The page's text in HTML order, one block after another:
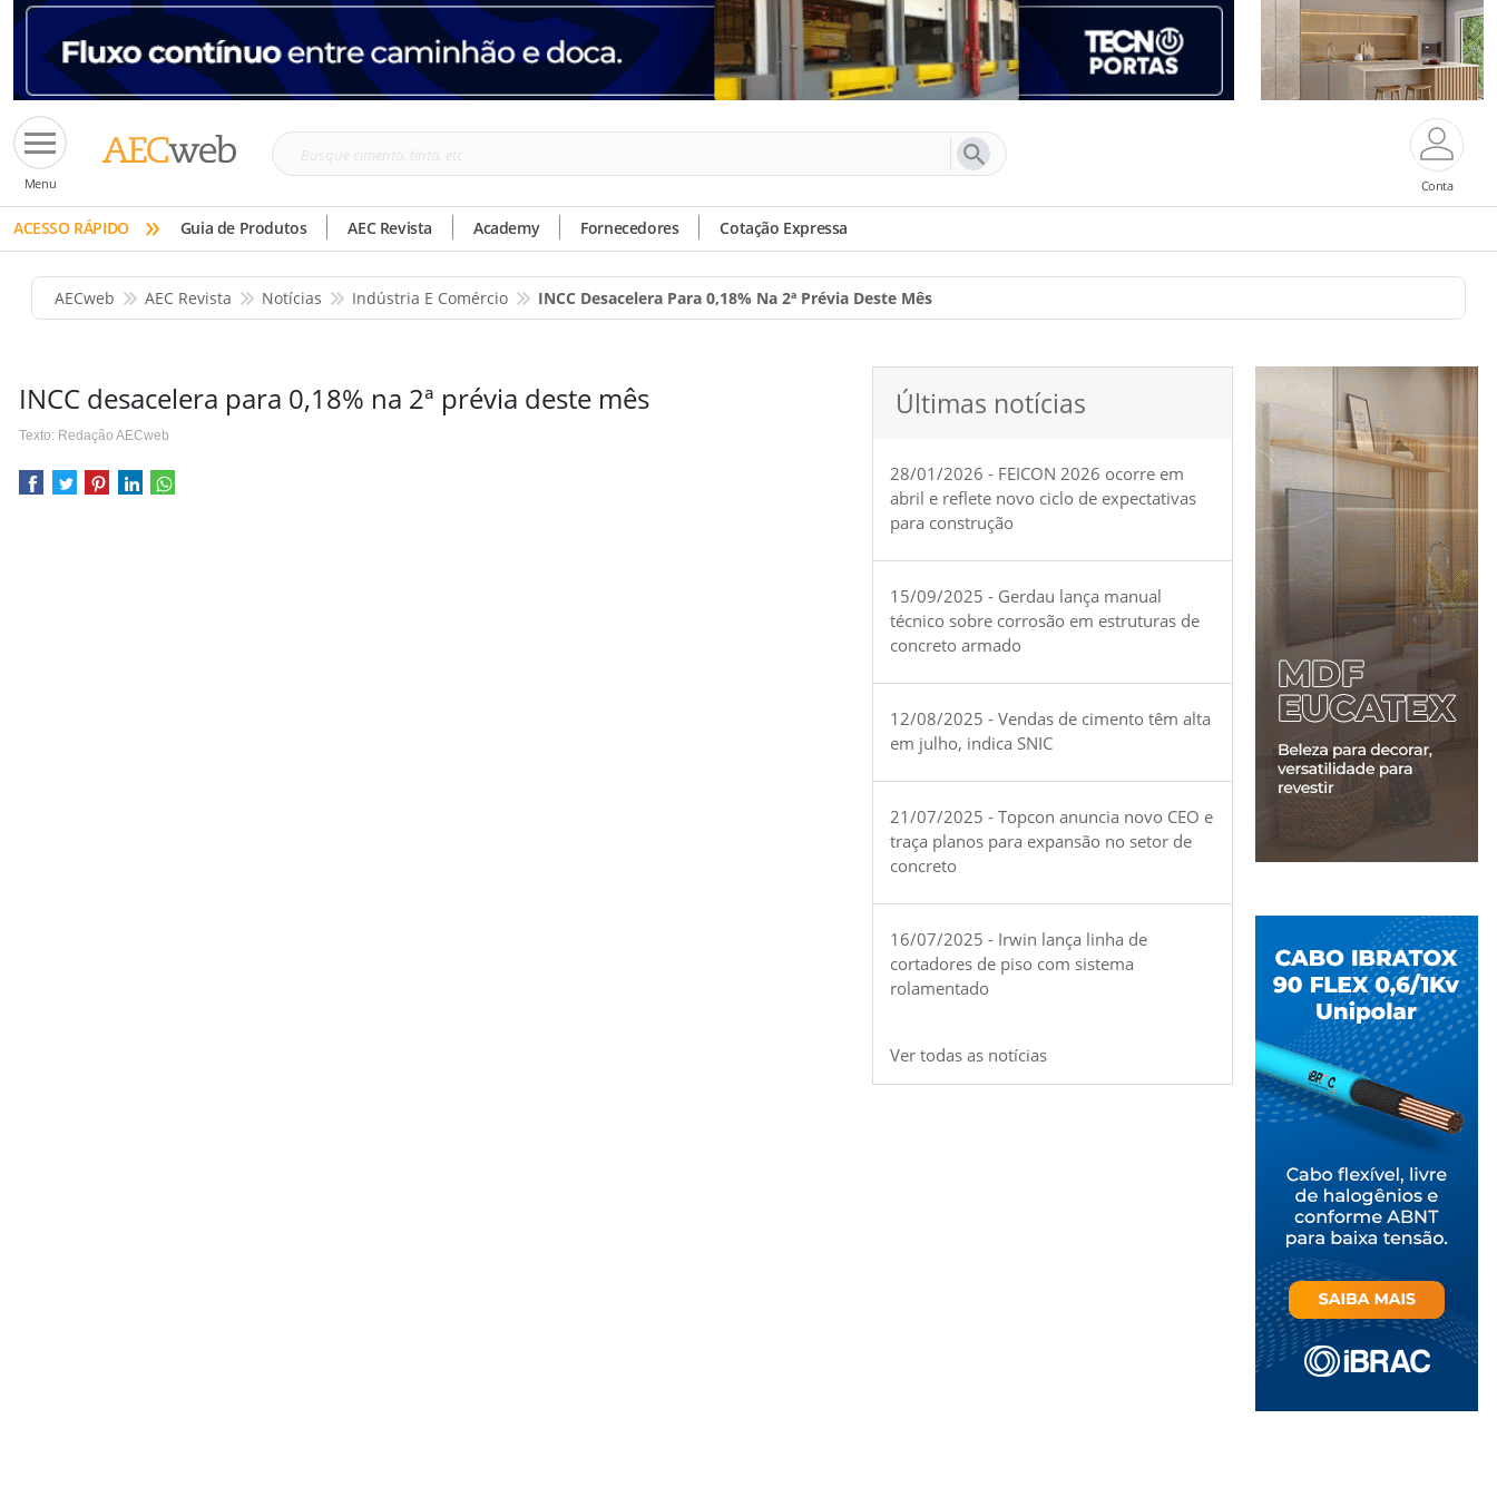
Menu
Busque
tinta,
etc
Conta
ACESSO RÁPIDO » Guia de Produtos AEC Revista Academy Fornecedores Cotação Expressa
AECweb AEC Revista Notícias Indústria E Comércio INCC Desacelera Para 0,18% Na 2ª Prévia Deste Mês
INCC desacelera para 0,18% na 2ª prévia deste mês
Texto: Redação AECweb
Últimas notícias
28/01/2026 - FEICON 2026 ocorre em
abril e reflete novo ciclo de expectativas
para construção
15/09/2025 - Gerdau lança manual
técnico sobre corrosão em estruturas de
concreto armado
12/08/2025 - Vendas de cimento têm alta
em julho, indica SNIC
21/07/2025 - Topcon anuncia novo CEO e
traça planos para expansão no setor de
concreto
16/07/2025 - Irwin lança linha de
cortadores de piso com sistema
rolamentado
Ver todas as notícias